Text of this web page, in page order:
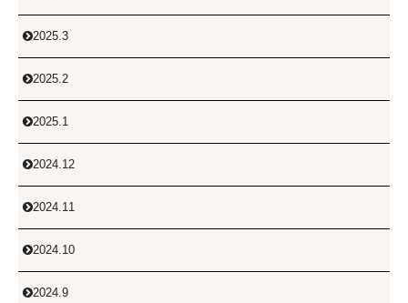
2025.3
2025.2
2025.1
2024.12
2024.11
2024.10
2024.9